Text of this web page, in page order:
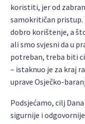
koristiti, jer od
samokritičan pristup.
dobro korištenje, a
ali smo svjesni da u
potreban, treba biti
– istaknuo je za kraj
uprave Osječko-
Podsjećamo, cilj
sigurnije i